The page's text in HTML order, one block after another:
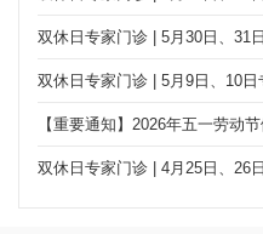
双休日专家门诊 | 5月30日、31
双休日专家门诊 | 5月9日、10日
【重要通知】2026年五一劳动
双休日专家门诊 | 4月25日、26